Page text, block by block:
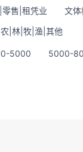
售|租凭业 文
农|林|牧|渔|其他
5000 5000-